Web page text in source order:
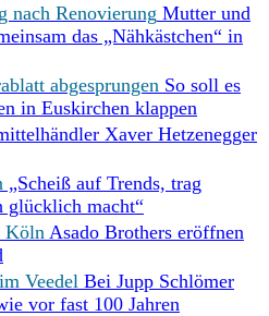
nach Renovierung Mutter und
das „Nähkästchen“ in
abgesprungen So soll es
in Euskirchen klappen
Xaver Hetzenegger
„Scheiß auf Trends, trag
glücklich macht“
Köln Asado Brothers eröffnen
Veedel Bei Jupp Schlömer
vor fast 100 Jahren